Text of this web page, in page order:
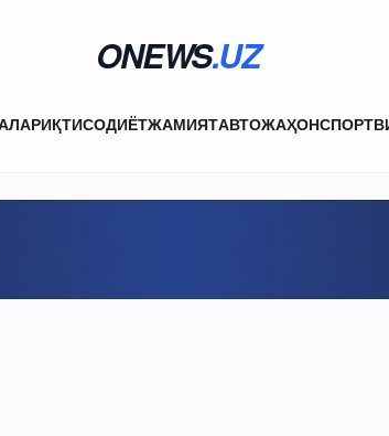
ONEWS.UZ
ИҚТИСОДИЁТЖАМИЯТАВТОЖАҲОНСПОРТ